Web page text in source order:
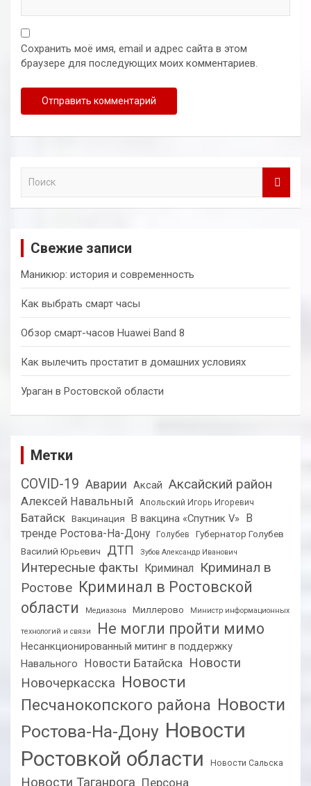
Сохранить моё имя, email и адрес сайта в этом
браузере для последующих моих комментариев.
Свежие записи
Маникюр: история и современность
Как выбрать смарт часы
Обзор смарт-часов Huawei Band 8
Как вылечить простатит в домашних условиях
Ураган в Ростовской области
Метки
COVID-19 Аварии Аксай Аксайский район
Алексей Навальный Апольский Игорь Игоревич
Батайск Вакцинация В вакцина «Спутник V»
В
тренде Ростова-На-Дону
Голубев
Губернатор Голубев
Василий Юрьевич
ДТП Зубов Александр Иванович
Интересные факты Криминал
Криминал в
Ростове Криминал в Ростовской
области
Медиазона Миллерово Министр информационных
технологий и связи Не могли пройти мимо
Несанкционированный митинг в поддержку
Навального
Новости Батайска Новости
Новочеркасска Новости
Песчанокопского района Новости
Ростова-На-Дону Новости
Ростовкой области
Новости Сальска
Новости Таганрога Персона